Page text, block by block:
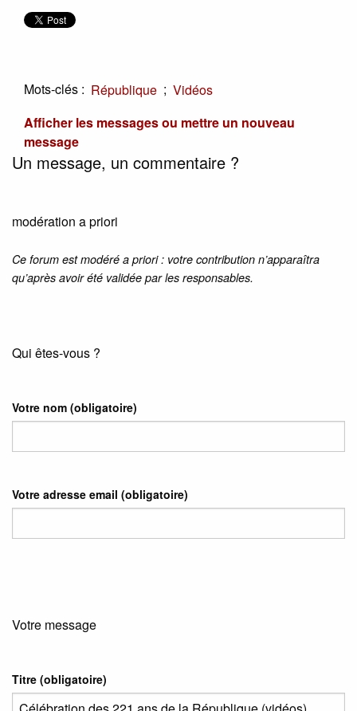
Mots-clés : République ; Vidéos
Afficher les messages ou mettre un nouveau
message
Un message, un commentaire ?
modération a priori
Ce forum est modéré a priori : votre contribution n’apparaîtra
qu’après avoir été validée par les responsables.
Qui êtes-vous ?
Votre nom (obligatoire)
Votre adresse email (obligatoire)
Votre message
Titre (obligatoire)